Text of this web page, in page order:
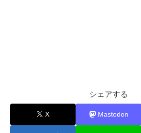
シェアする
X Mastodon